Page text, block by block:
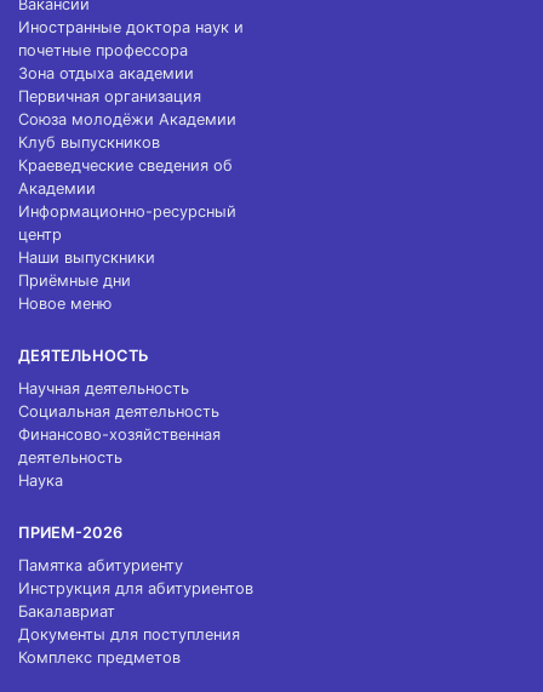
Вакансии
Иностранные доктора наук и
почетные профессора
Зона отдыха академии
Первичная организация
Союза молодёжи Академии
Клуб выпускников
Краеведческие сведения об
Академии
Информационно-ресурсный
центр
Наши выпускники
Приёмные дни
Новое меню
ДЕЯТЕЛЬНОСТЬ
Научная деятельность
Социальная деятельность
Финансово-хозяйственная
деятельность
Наука
ПРИЕМ-2026
Памятка абитуриенту
Инструкция для абитуриентов
Бакалавриат
Документы для поступления
Комплекс предметов